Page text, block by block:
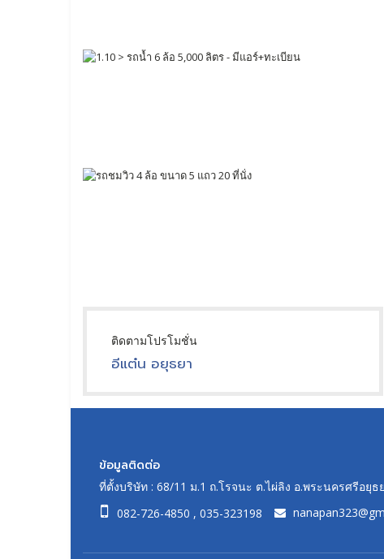
ติดตามโปรโมชั่น
อีแต๋น อยุธยา
ข้อมูลติดต่อ
ที่ตั้งบริษัท : 68/11 ม.1 ถ.โรจนะ ต.ไผ่ลิง อ.พระนครศรีอยุ
082-726-4850 , 035-323198